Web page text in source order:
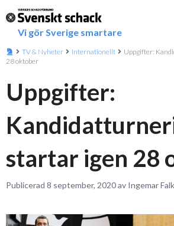
Vi gör Sverige smartare
TV & Nyheter Internationellt
Uppgifter:
28 oktober
Uppgifter:
startar igen 28
Publicerad 8 september, 2020 av Ingemar Falk